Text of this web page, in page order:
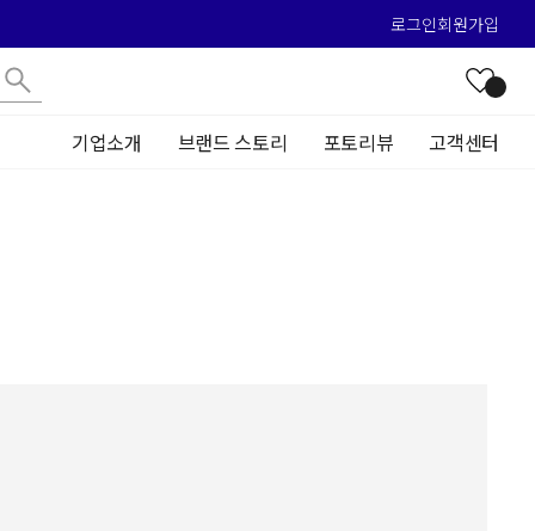
로그인회원가입
기업소개 브랜드 스토리 포토리뷰 고객센터